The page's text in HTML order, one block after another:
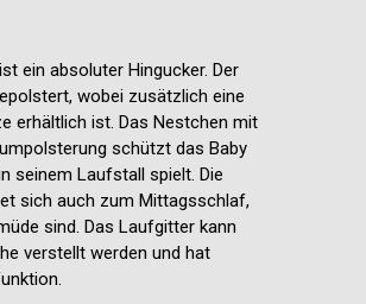
ein absoluter Hingucker. Der
wobei zusätzlich eine
erhältlich ist. Das Nestchen mit
schützt das Baby
seinem Laufstall spielt. Die
sich auch zum Mittagsschlaf,
sind. Das Laufgitter kann
verstellt werden und hat